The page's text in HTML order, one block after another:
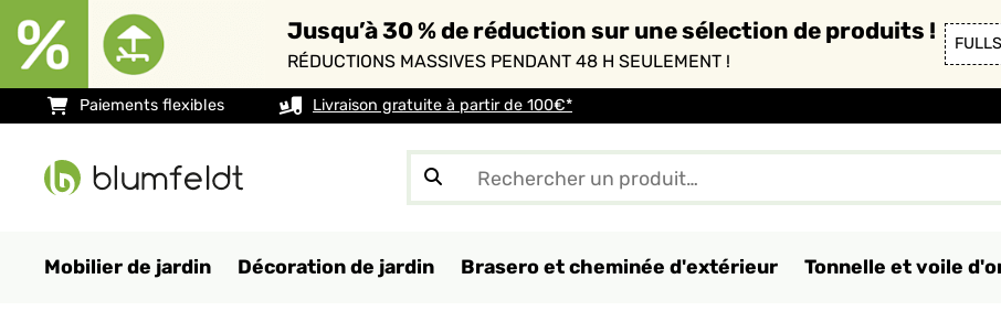
Jusqu’à 30 % de réduction sur une sélection de produits !
RÉDUCTIONS MASSIVES PENDANT 48 H SEULEMENT !
Paiements flexibles Livraison gratuite à partir de 100€*
Mobilier de jardin Décoration de jardin Brasero et cheminée d'extérieur Tonnelle et voile